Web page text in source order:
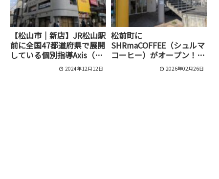
【松山市｜新店】JR松山駅
前に全国47都道府県で展開
している個別指導Axis（ア
クシス）の「松山駅前校」
が開校しました！
2024年12月12日
松前町に
SHRmaCOFFEE（シュルマ
コーヒー）がオープン！わ
んちゃん同伴OKの韓国カ
2026年02月26日